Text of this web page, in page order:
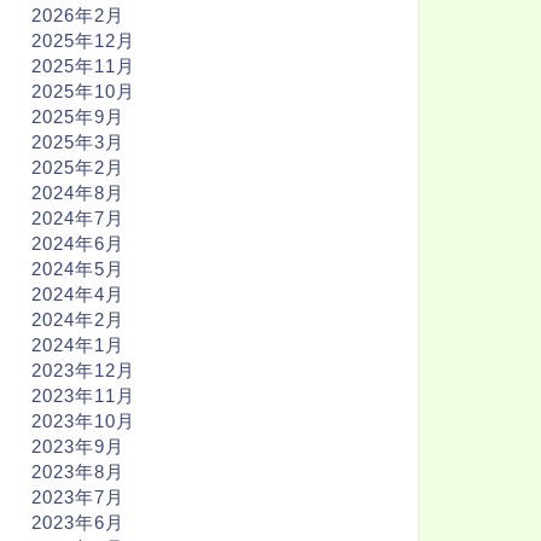
2026年2月
2025年12月
2025年11月
2025年10月
2025年9月
2025年3月
2025年2月
2024年8月
2024年7月
2024年6月
2024年5月
2024年4月
2024年2月
2024年1月
2023年12月
2023年11月
2023年10月
2023年9月
2023年8月
2023年7月
2023年6月